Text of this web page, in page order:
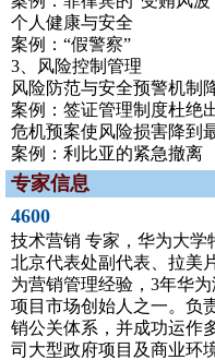
个人健康与安全
案例：“假警察”
3、风险控制管理
风险防范与安全预警机制
案例：签证管理制度杜绝
危机预案使风险损害降到
案例：利比亚的紧急撤离
专家信息
4600
技术营销 专家，华为大学
北京代表处副代表、拉美
为营销管理经验，3年华
项目市场创始人之一。负
销公关体系，并成功运作
司大型政府项目及商业环